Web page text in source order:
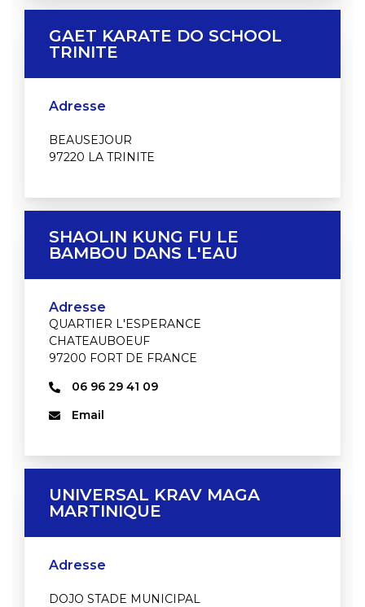
GAET KARATE DO SCHOOL
TRINITE
Adresse
BEAUSEJOUR
97220 LA TRINITE
SHAOLIN KUNG FU LE
BAMBOU DANS L'EAU
Adresse
QUARTIER L'ESPERANCE
CHATEAUBOEUF
97200 FORT DE FRANCE
06 96 29 41 09
Email
UNIVERSAL KRAV MAGA
MARTINIQUE
Adresse
DOJO STADE MUNICIPAL